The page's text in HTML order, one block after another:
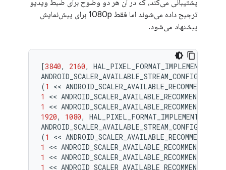
پشتیبانی می‌کند، که در آن هر دو وضوح برای ضبط ویدیو
ترجیح داده می‌شوند اما فقط 1080p برای پیش‌نمایش
پیشنهاد می‌شود.
[3840, 2160,
(1 <<
1
<<
1
<<
1920, 1080,
(1 <<
1
<<
1
<<
1
<<